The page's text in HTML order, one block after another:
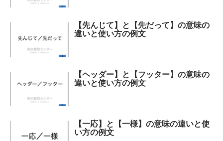
【先んじて】と【先だって】の意味の
違いと使い方の例文
【ヘッダー】と【フッター】の意味の
違いと使い方の例文
【一応】と【一様】の意味の違いと使
い方の例文